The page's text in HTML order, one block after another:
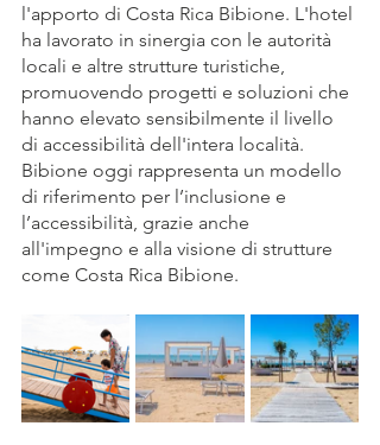
l'apporto di Costa Rica Bibione. L'hotel
ha lavorato in sinergia con le autorità
locali e altre strutture turistiche,
promuovendo progetti e soluzioni che
hanno elevato sensibilmente il livello
di accessibilità dell'intera località.
Bibione oggi rappresenta un modello
di riferimento per l’inclusione e
l’accessibilità, grazie anche
all'impegno e alla visione di strutture
come Costa Rica Bibione.